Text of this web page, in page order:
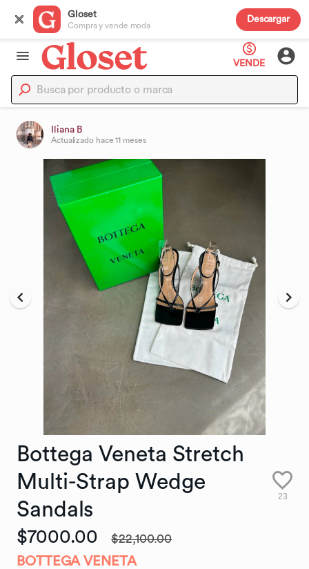
Gloset
Compra y vende moda
Descargar
VENDE
Iliana B
Actualizado hace 11 meses
Bottega Veneta Stretch
Multi-Strap Wedge
Sandals
23
$7000.00 $22,100.00
BOTTEGA VENETA